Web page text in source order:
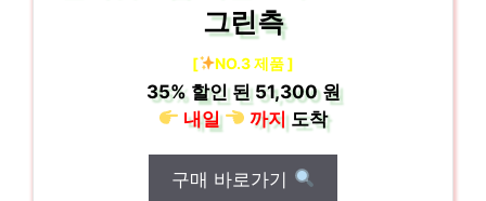
그린측
[ NO.3 제품 ]
35%할인 된51,300 원
내일
까지도착
구매 바로가기